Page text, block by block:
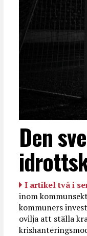
Den
I artikel två i
inom
kommuners
ovilja att ställa